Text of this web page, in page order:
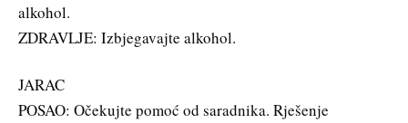
alkohol.
ZDRAVLJE: Izbjegavajte alkohol.
JARAC
POSAO: Očekujte pomoć od saradnika. Rješenje